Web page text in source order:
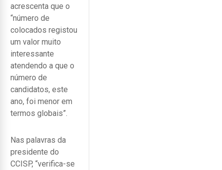
acrescenta que o
“número de
colocados registou
um valor muito
interessante
atendendo a que o
número de
candidatos, este
ano, foi menor em
termos globais”.
Nas palavras da
presidente do
CCISP, “verifica-se